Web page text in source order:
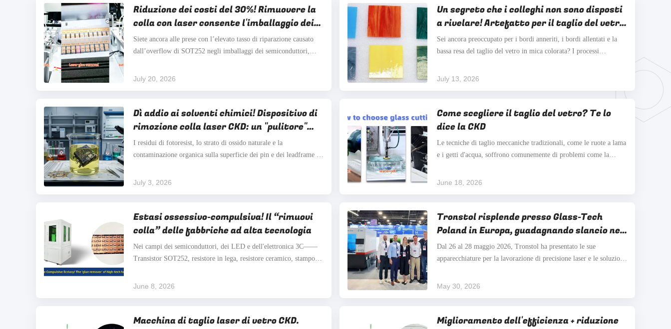
Riduzione dei costi del 30%! Rimuovere la
colla con laser consente l'imballaggio dei
semiconduttori, creando un motore
efficiente per la produzione di massa di
Siete ancora alle prese con l’elevato tasso di riparazione causato
dall’overflow di SOT252 negli imballaggi dei semiconduttori,
Ogni ulteriore processo di pulizia manuale sta erodendo il tuo
July 20, 2026
Un segreto che i colleghi non sono disposti
a rivelare! Artefatto per il taglio del vetro
in mica colorata, costo ridotto del 50%!
Sei ancora preoccupato per i bordi anneriti, i bordi allentati e la
bassa resa del taglio del vetro in mica colorata? I processi
comportano perdite di materiale. Le frequenti rilavorazioni sono
July 13, 2026
Dì addio ai solventi chimici! Dispositivo di
rimozione colla laser CKD: un "pulitore"
ecologico ed efficiente per la produzione di
semiconduttori
I residui di fotoresist, lo strato di ossido naturale e la
contaminazione organica sulla superficie dei pin e dei leadframe nei
portano a un aumento della resistenza di contatto e alla deriva della
July 3, 2026
Come scegliere il taglio del vetro? Te lo
dice la CKD
Le tecniche di taglio meccaniche tradizionali, come le ruote a lama
e i getti d'acqua, soffrono comunemente di problemi come la
contaminazione nella lavorazione del vetroAl contrario, il taglio
June 18, 2026
Estasi ossessivo-compulsiva! Il “rimuovi
colla” delle fabbriche ad alta tecnologia
Nei campi dei semiconduttori, dei LED e dell'elettronica 3C——
Transistor SOT252, resistore in lega, resistore ceramico, stampo
eccesso, i residui di colla ed eseguire una pulizia precisa della
June 8, 2026
Tronstol risplende presso Glass-Tech
Poland in Europa, guadagnando slancio nel
mercato europeo con offerte in loco ai
clienti
Dal 26 al 28 maggio 2026, Tronstol ha presentato le sue
apparecchiature per la lavorazione di precisione laser e le soluzioni
Rappresentata dal suo distributore europeo all'evento, l'azienda ha
May 30, 2026
Macchina di taglio laser di vetro CKD.
Miglioramento dell'efficienza + riduzione